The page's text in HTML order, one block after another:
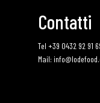
Contatti
Tel +39 0432 92 91
Mail: